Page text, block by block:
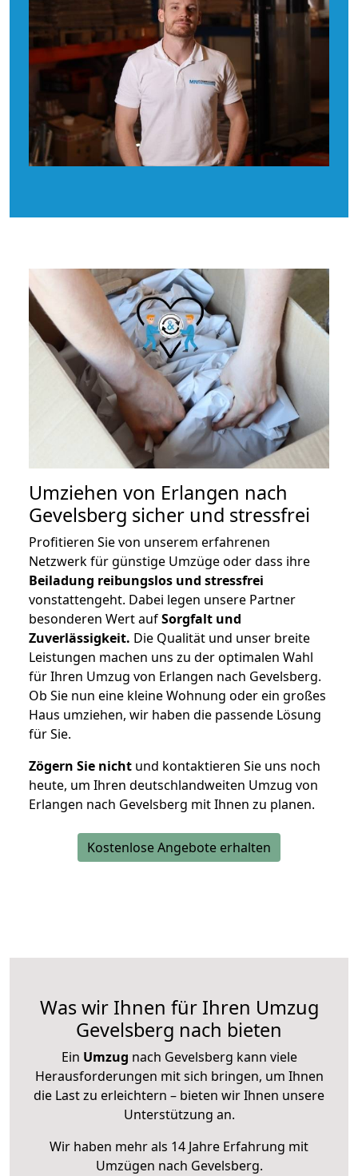
Umziehen von Erlangen nach
Gevelsberg sicher und stressfrei
Profitieren Sie von unserem erfahrenen
Netzwerk für günstige Umzüge oder dass ihre
Beiladung reibungslos und stressfrei
vonstattengeht. Dabei legen unsere Partner
besonderen Wert aufSorgfalt und
Zuverlässigkeit. Die Qualität und unser breite
Leistungen machen uns zu der optimalen Wahl
für Ihren Umzug von Erlangen nach Gevelsberg.
Ob Sie nun eine kleine Wohnung oder ein großes
Haus umziehen, wir haben die passende Lösung
für Sie.
Zögern Sie nicht und kontaktieren Sie uns noch
heute, um Ihren deutschlandweiten Umzug von
Erlangen nach Gevelsberg mit Ihnen zu planen.
Kostenlose Angebote erhalten
Was wir Ihnen für Ihren Umzug
Gevelsberg nach bieten
Ein Umzug nach Gevelsberg kann viele
Herausforderungen mit sich bringen, um Ihnen
die Last zu erleichtern – bieten wir Ihnen unsere
Unterstützung an.
Wir haben mehr als 14 Jahre Erfahrung mit
Umzügen nach Gevelsberg.